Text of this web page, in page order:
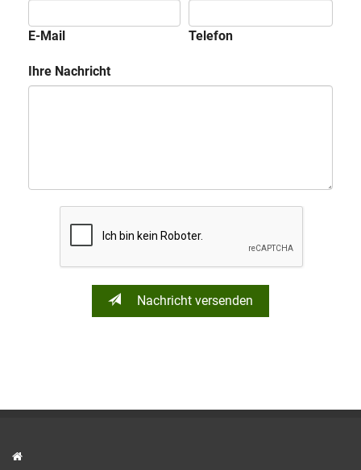
E-Mail Telefon
Ihre Nachricht
Nachricht versenden